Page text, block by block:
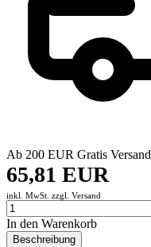
Ab 200 EUR Gratis Versand
65,81 EUR
inkl. MwSt. zzgl. Versand
In den Warenkorb
Beschreibung